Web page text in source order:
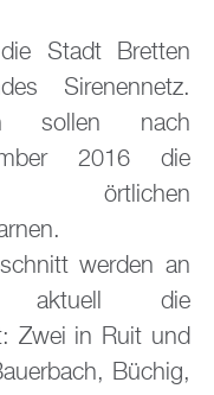
Stadt Bretten
Sirenennetz.
sollen nach
2016 die
örtlichen
werden an
aktuell die
Zwei in Ruit und
Büchig,